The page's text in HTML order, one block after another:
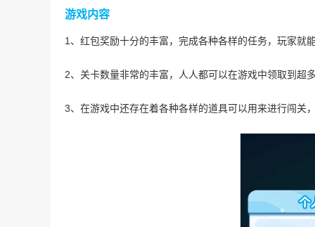
游戏内容
1、红包奖励十分的丰富，完成各种各样的任务，玩家就
2、关卡数量非常的丰富，人人都可以在游戏中领取到超
3、在游戏中还存在着各种各样的道具可以用来进行闯关